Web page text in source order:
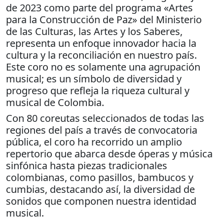
de 2023 como parte del programa «Artes
para la Construcción de Paz» del Ministerio
de las Culturas, las Artes y los Saberes,
representa un enfoque innovador hacia la
cultura y la reconciliación en nuestro país.
Este coro no es solamente una agrupación
musical; es un símbolo de diversidad y
progreso que refleja la riqueza cultural y
musical de Colombia.
Con 80 coreutas seleccionados de todas las
regiones del país a través de convocatoria
pública, el coro ha recorrido un amplio
repertorio que abarca desde óperas y música
sinfónica hasta piezas tradicionales
colombianas, como pasillos, bambucos y
cumbias, destacando así, la diversidad de
sonidos que componen nuestra identidad
musical.